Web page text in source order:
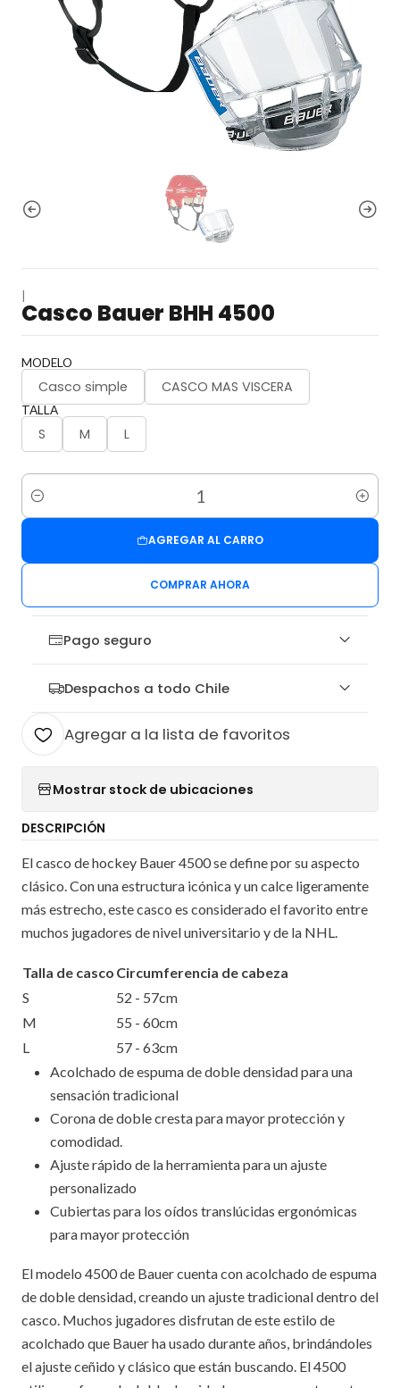
Casco Bauer BHH 4500
MODELO
Casco simple CASCO MAS VISCERA
TALLA
S M L
Cantidad
AGREGAR AL CARRO
COMPRAR AHORA
Pago seguro
Despachos a todo Chile
Agregar a la lista de favoritos
Mostrar stock de ubicaciones
DESCRIPCIÓN
El casco de hockey Bauer 4500 se define por su aspecto
clásico. Con una estructura icónica y un calce ligeramente
más estrecho, este casco es considerado el favorito entre
muchos jugadores de nivel universitario y de la NHL.
Talla de casco Circumferencia de cabeza
S
52 - 57cm
M
55 - 60cm
L
57 - 63cm
Acolchado de espuma de doble densidad para una
sensación tradicional
Corona de doble cresta para mayor protección y
comodidad.
Ajuste rápido de la herramienta para un ajuste
personalizado
Cubiertas para los oídos translúcidas ergonómicas
para mayor protección
El modelo 4500 de Bauer cuenta con acolchado de espuma
de doble densidad, creando un ajuste tradicional dentro del
casco. Muchos jugadores disfrutan de este estilo de
acolchado que Bauer ha usado durante años, brindándoles
el ajuste ceñido y clásico que están buscando. El 4500